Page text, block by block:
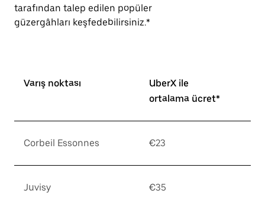
tarafından talep edilen popüler
güzergâhları keşfedebilirsiniz.*
Varış noktası
UberX ile
ortalama ücret*
Corbeil Essonnes €23
Juvisy €35